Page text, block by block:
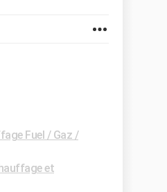
Fuel / Gaz /
et